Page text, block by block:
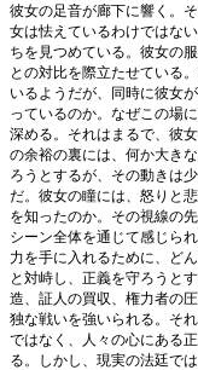
彼女の足音が廊下に響く。
女は怯えているわけではな
ちを見つめている。彼女の
との対比を際立たせている
いるようだが、同時に彼女
っているのか。なぜこの場
深める。それはまるで、彼
の余裕の裏には、何か大き
ろうとするが、その動きは
だ。彼女の瞳には、怒りと
を知ったのか。その視線の
シーン全体を通じて感じら
力を手に入れるために、ど
と対峙し、正義を守ろうと
造、証人の買収、権力者の
独な戦いを強いられる。そ
ではなく、人々の心にある
る。しかし、現実の法廷で